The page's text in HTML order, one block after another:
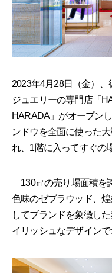
2023年4月28日（金）、
ジュエリーの専門店「
HARADA」がオープン
ンドウを全面に使った
れ、1階に入ってすぐの
130㎡の売り場面積を
色味のゼブラウッド、
してブランドを象徴し
イリッシュなデザイン